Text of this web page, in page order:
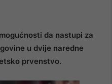
da nastupi za
u dvije naredne
prvenstvo.